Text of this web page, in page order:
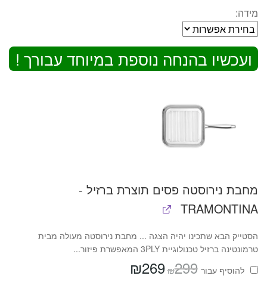
מידה:
ועכשיו בהנחה נוספת במיוחד עבורך !
מחבת נירוסטה פסים תוצרת ברזיל -
TRAMONTINA
הסטייק הבא שתכינו יהיה הצגה ... מחבת נירוסטה מעולה מבית
טרמונטינה ברזיל טכנולוגיית 3PLY המאפשרת פיזור...
להוסיף⁦⁩ עבור
₪299 המחיר
המקורי₪269